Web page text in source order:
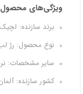
ویژگی‌های محصول
برند سازنده: لچیک
نوع محصول: رژ
سایر مشخصات:
کشور سازنده: